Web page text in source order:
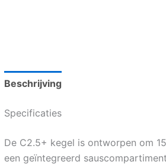
Beschrijving
Specificaties
De C2.5+ kegel is ontworpen om
een geïntegreerd